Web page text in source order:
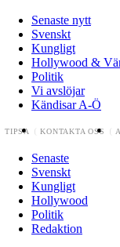
Senaste nytt
Svenskt
Kungligt
Hollywood &
Politik
Vi avslöjar
Kändisar A-Ö
TIPSA KONTAKTA OSS
Senaste
Svenskt
Kungligt
Hollywood
Politik
Redaktion